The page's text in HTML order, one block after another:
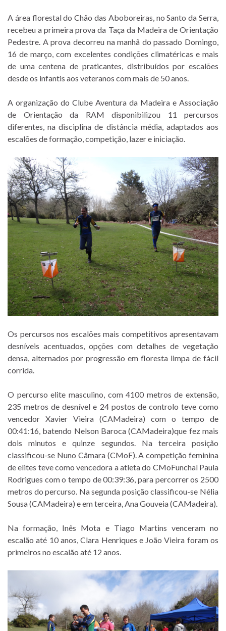
A área florestal do Chão das Aboboreiras, no Santo da Serra,
recebeu a primeira prova da Taça da Madeira de Orientação
Pedestre. A prova decorreu na manhã do passado Domingo,
16 de março, com excelentes condições climatéricas e mais
de uma centena de praticantes, distribuídos por escalões
desde os infantis aos veteranos com mais de 50 anos.
A organização do Clube Aventura da Madeira e Associação
de Orientação da RAM disponibilizou 11 percursos
diferentes, na disciplina de distância média, adaptados aos
escalões de formação, competição, lazer e iniciação.
Os percursos nos escalões mais competitivos apresentavam
desníveis acentuados, opções com detalhes de vegetação
densa, alternados por progressão em floresta limpa de fácil
corrida.
O percurso elite masculino, com 4100 metros de extensão,
235 metros de desnível e 24 postos de controlo teve como
vencedor Xavier Vieira (CAMadeira) com o tempo de
00:41:16, batendo Nelson Baroca (CAMadeira)que fez mais
dois minutos e quinze segundos. Na terceira posição
classificou-se Nuno Câmara (CMoF). A competição feminina
de elites teve como vencedora a atleta do CMoFunchal Paula
Rodrigues com o tempo de 00:39:36, para percorrer os 2500
metros do percurso. Na segunda posição classificou-se Nélia
Sousa (CAMadeira) e em terceira, Ana Gouveia (CAMadeira).
Na formação, Inês Mota e Tiago Martins venceram no
escalão até 10 anos, Clara Henriques e João Vieira foram os
primeiros no escalão até 12 anos.